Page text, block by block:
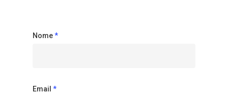
Nome*
Email *